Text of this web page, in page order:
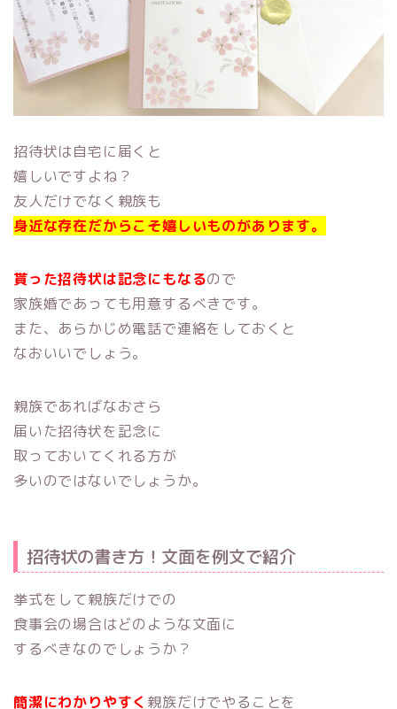
招待状は自宅に届くと
嬉しいですよね？
友人だけでなく親族も
身近な存在だからこそ嬉しいものがあります。
貰った招待状は記念にもなるので
家族婚であっても用意するべきです。
また、あらかじめ電話で連絡をしておくと
なおいいでしょう。
親族であればなおさら
届いた招待状を記念に
取っておいてくれる方が
多いのではないでしょうか。
招待状の書き方！文面を例文で紹介
挙式をして親族だけでの
食事会の場合はどのような文面に
するべきなのでしょうか？
簡潔にわかりやすく 親族だけでやることを